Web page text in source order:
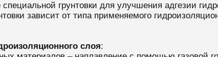
специальной грунтовки для улучшения адгезии
зависит от типа применяемого
слоя: